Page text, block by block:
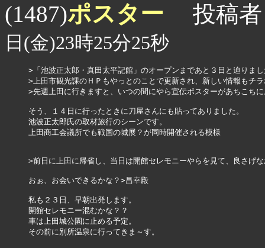
(1487)ポスター 投稿者
日(金)23時25分25秒
>「池波正太郎・真田太平記館」のオープンまであと３日と迫りま
>上田市観光課のＨＰもやっとのことで更新され、新しい情報もチ
>先週上田に行きますと、いつの間にやら宣伝ポスターがあちこち
そう、１４日に行ったときに刀屋さんにも貼ってありました。
池波正太郎氏の取材旅行のシーンです。
上田商工会議所でも戦国の城展？が同時開催される模様
>前日に上田に帰省し、当日は開館セレモニーやらを見て、良さげ
おぉ、お会いできるかな？>昌幸殿
私も２３日、早朝出発します。
開館セレモニー混むかな？？
車は上田城公園に止める予定。
その前に別所温泉に行ってきま～す。